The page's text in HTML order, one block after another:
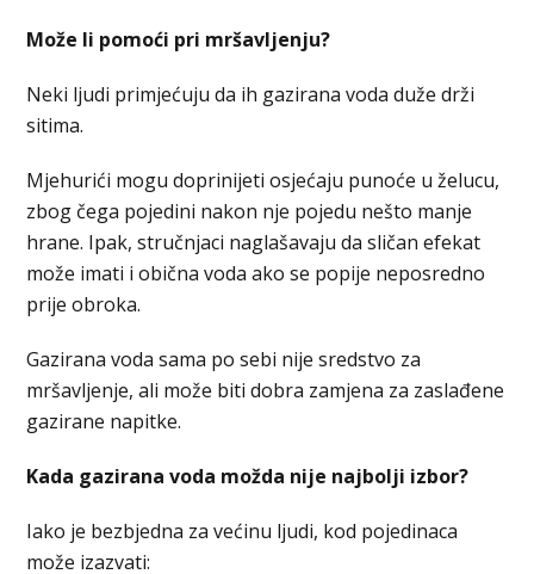
Može li pomoći pri mršavljenju?
Neki ljudi primjećuju da ih gazirana voda duže drži
sitima.
Mjehurići mogu doprinijeti osjećaju punoće u želucu,
zbog čega pojedini nakon nje pojedu nešto manje
hrane. Ipak, stručnjaci naglašavaju da sličan efekat
može imati i obična voda ako se popije neposredno
prije obroka.
Gazirana voda sama po sebi nije sredstvo za
mršavljenje, ali može biti dobra zamjena za zaslađene
gazirane napitke.
Kada gazirana voda možda nije najbolji izbor?
Iako je bezbjedna za većinu ljudi, kod pojedinaca
može izazvati: